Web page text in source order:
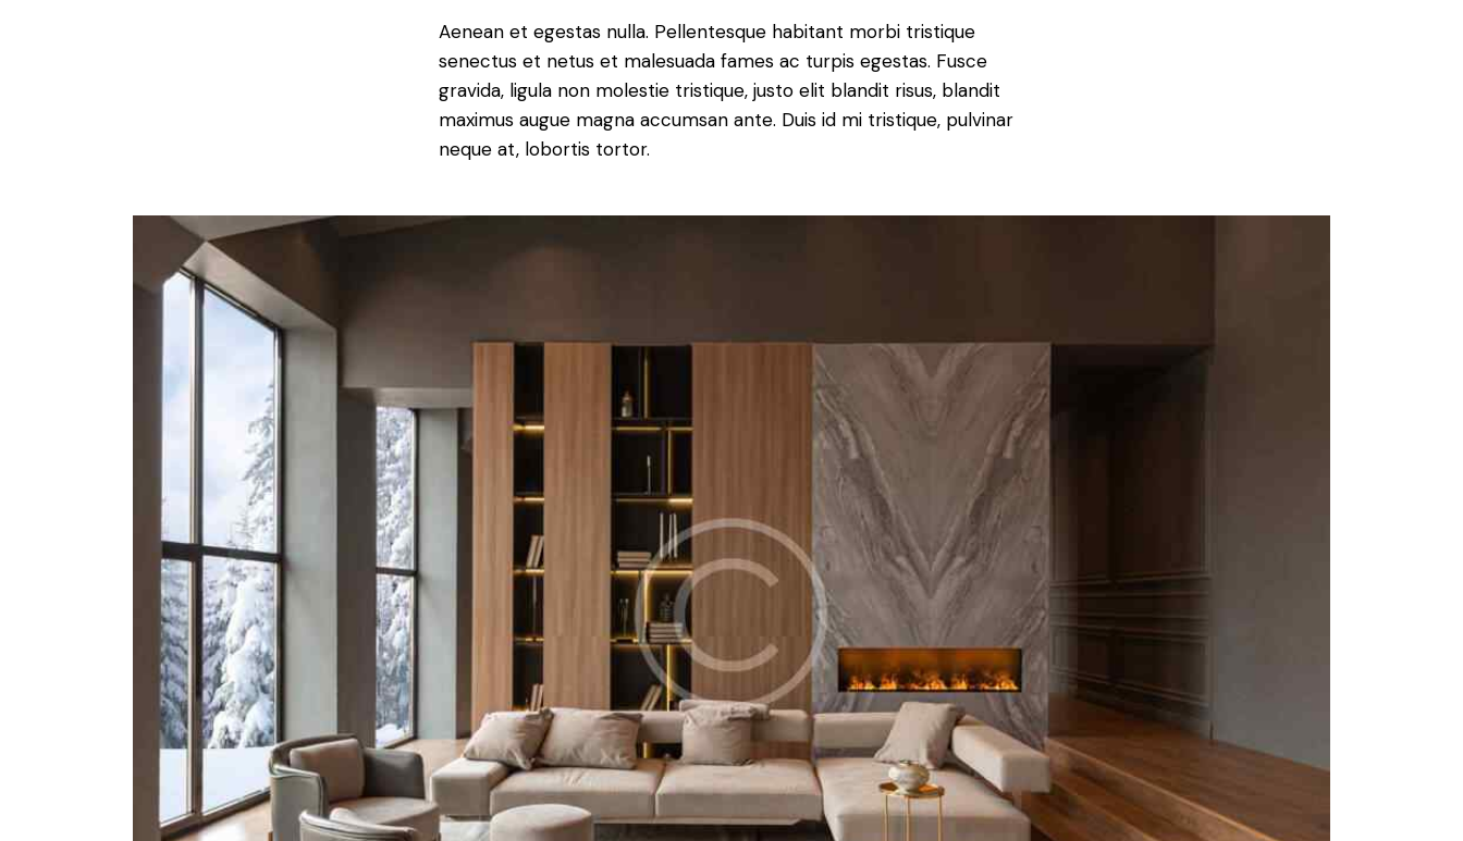
Aenean et egestas nulla. Pellentesque habitant morbi tristique
senectus et netus et malesuada fames ac turpis egestas. Fusce
gravida, ligula non molestie tristique, justo elit blandit risus, blandit
maximus augue magna accumsan ante. Duis id mi tristique, pulvinar
neque at, lobortis tortor.